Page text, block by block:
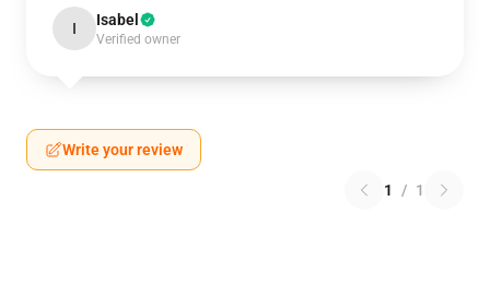
I Isabel
Verified owner
Write your review
1 / 1